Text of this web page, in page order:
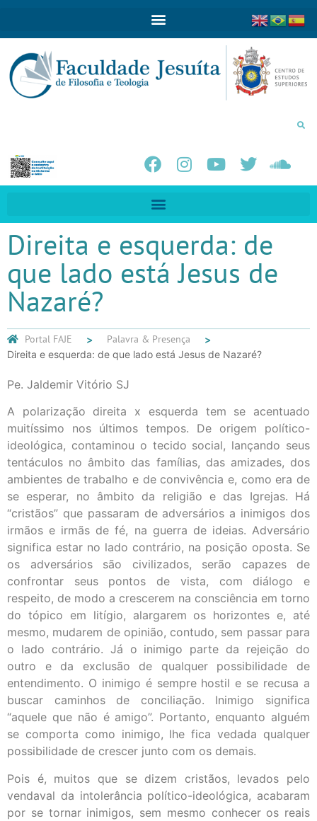
Direita e esquerda: de
que lado está Jesus de
Nazaré?
Portal FAJE Palavra & Presença
Direita e esquerda: de que lado está Jesus de Nazaré?
Pe. Jaldemir Vitório SJ
A polarização direita x esquerda tem se acentuado
muitíssimo nos últimos tempos. De origem político-
ideológica, contaminou o tecido social, lançando seus
tentáculos no âmbito das famílias, das amizades, dos
ambientes de trabalho e de convivência e, como era de
se esperar, no âmbito da religião e das Igrejas. Há
“cristãos” que passaram de adversários a inimigos dos
irmãos e irmãs de fé, na guerra de ideias. Adversário
significa estar no lado contrário, na posição oposta. Se
os adversários são civilizados, serão capazes de
confrontar seus pontos de vista, com diálogo e
respeito, de modo a crescerem na consciência em torno
do tópico em litígio, alargarem os horizontes e, até
mesmo, mudarem de opinião, contudo, sem passar para
o lado contrário. Já o inimigo parte da rejeição do
outro e da exclusão de qualquer possibilidade de
entendimento. O inimigo é sempre hostil e se recusa a
buscar caminhos de conciliação. Inimigo significa
“aquele que não é amigo”. Portanto, enquanto alguém
se comporta como inimigo, lhe fica vedada qualquer
possibilidade de crescer junto com os demais.
Pois é, muitos que se dizem cristãos, levados pelo
vendaval da intolerância político-ideológica, acabaram
por se tornar inimigos, sem mesmo conhecer os reais